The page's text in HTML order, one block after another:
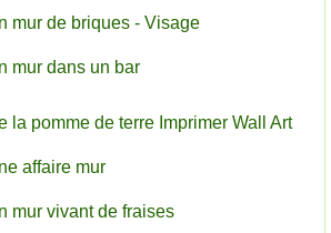
mur de briques - Visage
mur dans un bar
la pomme de terre Imprimer Wall Art
affaire mur
mur vivant de fraises